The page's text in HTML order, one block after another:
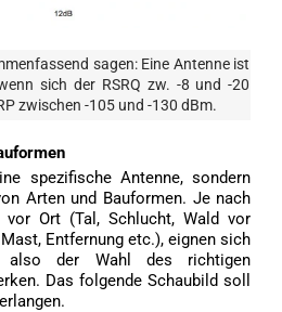
sagen: Eine Antenne ist
sich der RSRQ zw. -8 und -20
zwischen -105 und -130 dBm.
spezifische Antenne, sondern
Arten und Bauformen. Je nach
vor Ort (Tal, Schlucht, Wald vor
Entfernung etc.), eignen sich
also der Wahl des richtigen
Das folgende Schaubild soll